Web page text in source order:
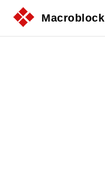
Macroblock